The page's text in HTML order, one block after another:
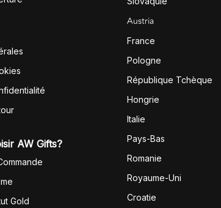
AW Gifts?
Gold
Austria
France
Pologne
République Tchèque
Hongrie
Italie
Pays-Bas
Romanie
Royaume-Uni
Croatie